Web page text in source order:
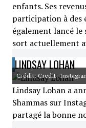
enfants. Ses
participation à des
également lancé le
sort actuellement
LINDSAY LOHAN
Crédit: Credit:
Lindsay Lohan a
Shammas sur
partagé la bonne